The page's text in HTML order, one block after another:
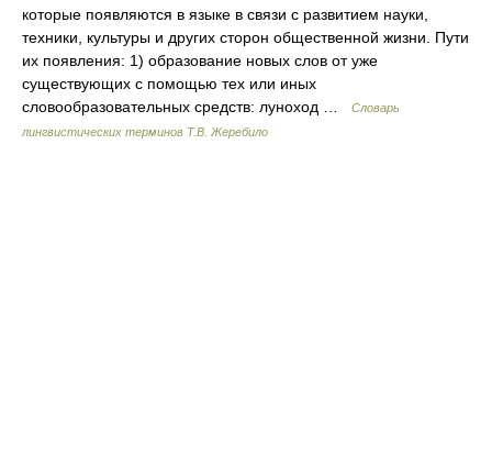
которые появляются в языке в связи с развитием науки,
техники, культуры и других сторон общественной жизни. Пути
их появления: 1) образование новых слов от уже
существующих с помощью тех или иных
словообразовательных средств: луноход …
Словарь
лингвистических терминов Т.В. Жеребило